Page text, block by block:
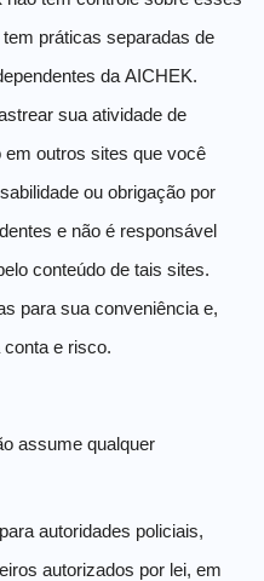
práticas separadas de
da AICHEK.
sua atividade de
outros sites que você
ou obrigação por
e não é responsável
conteúdo de tais sites.
para sua conveniência e,
e risco.
assume qualquer
autoridades policiais,
autorizados por lei, em